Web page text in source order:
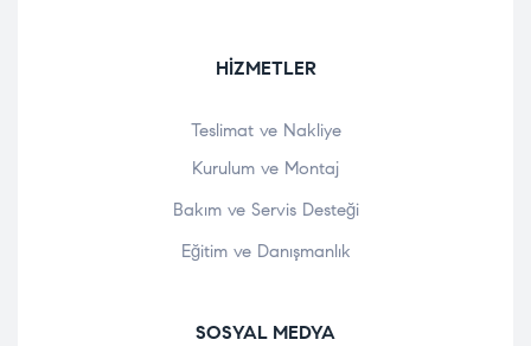
HIZMETLER
Teslimat ve Nakliye
Kurulum ve Montaj
Bakım ve Servis Desteği
Eğitim ve Danışmanlık
SOSYAL MEDYA